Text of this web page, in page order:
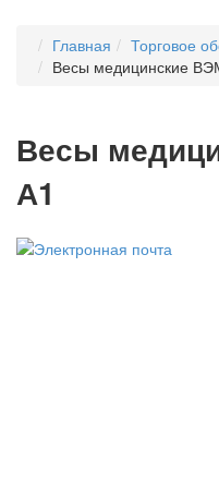
Главная
Торговое
Весы медицинские
Весы
А1